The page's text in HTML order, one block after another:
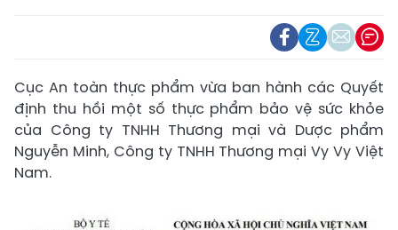
Cục An toàn thực phẩm vừa ban hành các Quyết
định thu hồi một số thực phẩm bảo vệ sức khỏe
của Công ty TNHH Thương mại và Dược phẩm
Nguyễn Minh, Công ty TNHH Thương mại Vy Vy Việt
Nam.